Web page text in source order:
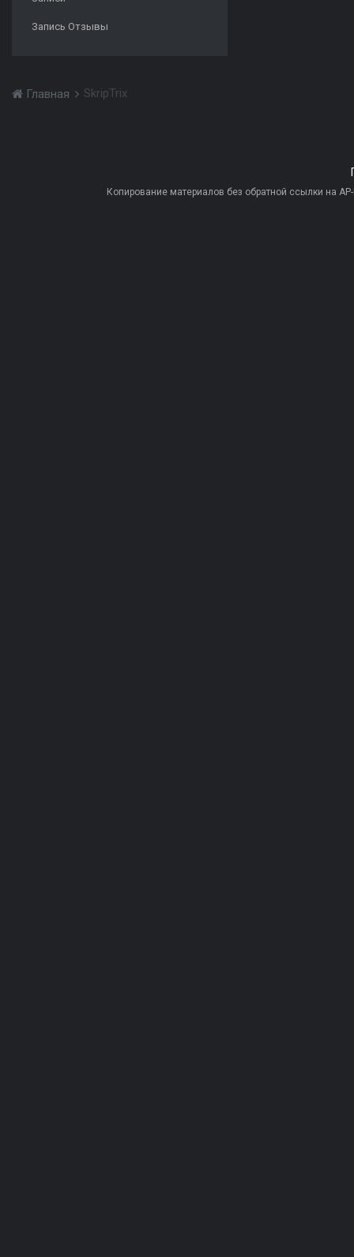
Запись Отзывы
Главная SkripTrix
Копирование материалов без обратной ссылки на